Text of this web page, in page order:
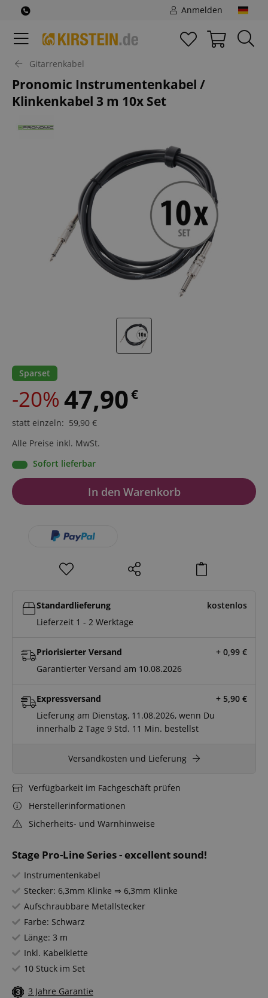
Anmelden
Gitarrenkabel
Pronomic Instrumentenkabel /
Klinkenkabel 3 m 10x Set
Stage Pro-Line Series - excellent sound!
Instrumentenkabel
Stecker: 6,3mm Klinke ⇒ 6,3mm Klinke
Aufschraubbare Metallstecker
Farbe: Schwarz
Länge: 3 m
Inkl. Kabelklette
10 Stück im Set
3 Jahre Garantie
Sparset
-20%47,90€
statt einzeln: 59,90 €
Alle Preise inkl. MwSt.
Sofort lieferbar
In den Warenkorb
Standardlieferung
kostenlos
Lieferzeit 1 - 2 Werktage
Priorisierter Versand + 0,99 €
Garantierter Versand am 10.08.2026
Expressversand + 5,90 €
Lieferung am Dienstag, 11.08.2026, wenn Du
innerhalb2 Tage 9 Std. 11 Min. bestellst
Versandkosten und Lieferung
Verfügbarkeit im Fachgeschäft prüfen
Herstellerinformationen
Sicherheits- und Warnhinweise